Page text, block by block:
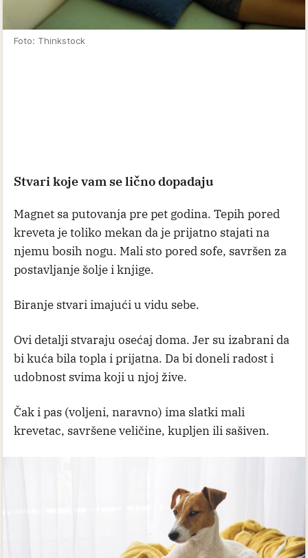
Foto: Thinkstock
Stvari koje vam se lično dopadaju
Magnet sa putovanja pre pet godina. Tepih pored
kreveta je toliko mekan da je prijatno stajati na
njemu bosih nogu. Mali sto pored sofe, savršen za
postavljanje šolje i knjige.
Biranje stvari imajući u vidu sebe.
Ovi detalji stvaraju osećaj doma. Jer su izabrani da
bi kuća bila topla i prijatna. Da bi doneli radost i
udobnost svima koji u njoj žive.
Čak i pas (voljeni, naravno) ima slatki mali
krevetac, savršene veličine, kupljen ili sašiven.